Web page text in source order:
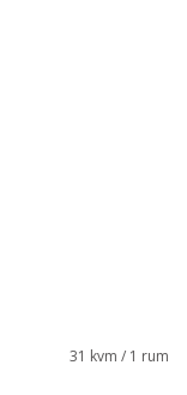
31 kvm / 1 rum